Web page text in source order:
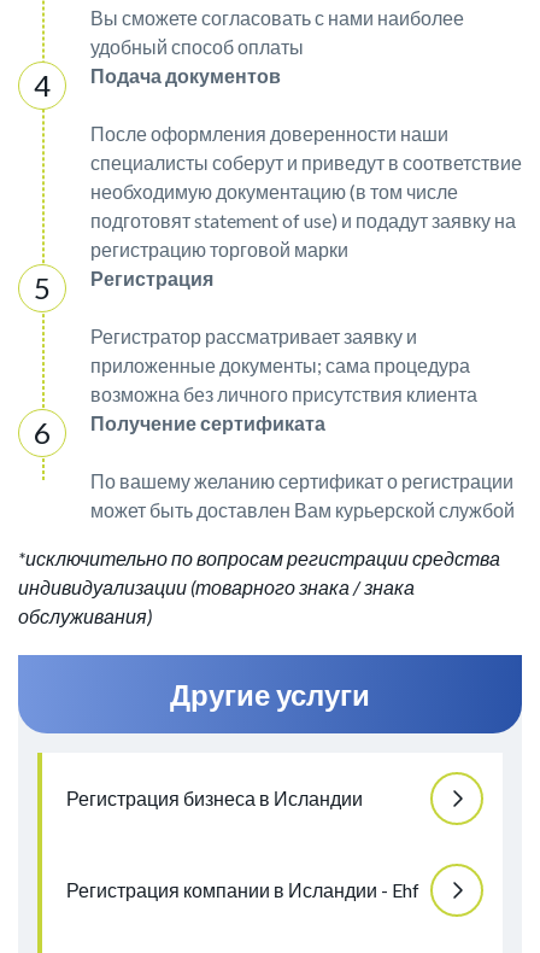
Вы сможете согласовать с нами наиболее
удобный способ оплаты
Подача документов
После оформления доверенности наши
специалисты соберут и приведут в соответствие
необходимую документацию (в том числе
подготовят statement of use) и подадут заявку на
регистрацию торговой марки
Регистрация
Регистратор рассматривает заявку и
приложенные документы; сама процедура
возможна без личного присутствия клиента
Получение сертификата
По вашему желанию сертификат о регистрации
может быть доставлен Вам курьерской службой
*исключительно по вопросам регистрации средства
индивидуализации (товарного знака / знака
обслуживания)
Другие услуги
Регистрация бизнеса в Исландии
Регистрация компании в Исландии - Ehf